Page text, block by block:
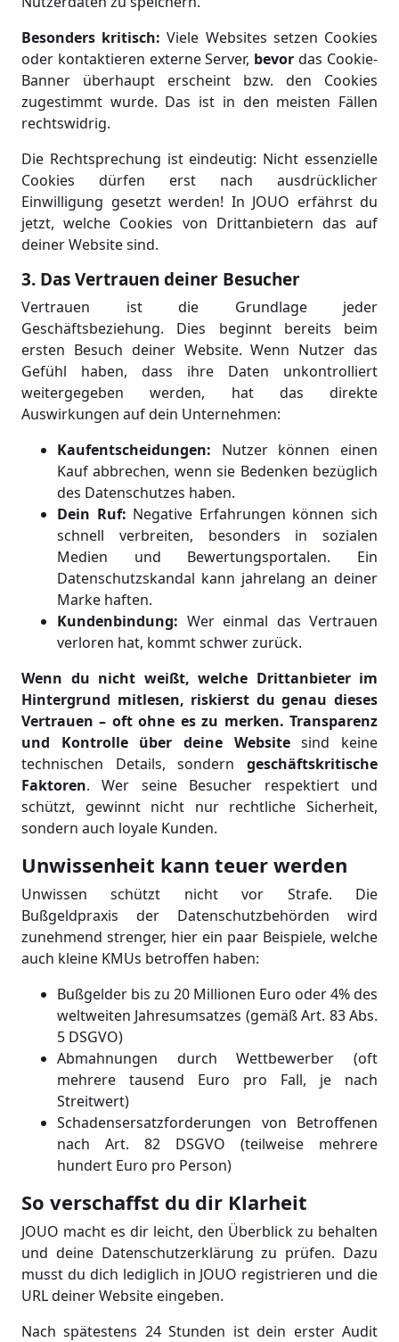
Besonders kritisch:Viele Websites setzen Cookies
oder kontaktieren externe Server, bevor das Cookie-
Banner überhaupt erscheint bzw. den Cookies
zugestimmt wurde. Das ist in den meisten Fällen
rechtswidrig.
Die Rechtsprechung ist eindeutig: Nicht essenzielle
Cookies dürfen erst nach ausdrücklicher
Einwilligung gesetzt werden! In JOUO erfährst du
jetzt, welche Cookies von Drittanbietern das auf
deiner Website sind.
3. Das Vertrauen deiner Besucher
Vertrauen ist die Grundlage jeder
Geschäftsbeziehung. Dies beginnt bereits beim
ersten Besuch deiner Website. Wenn Nutzer das
Gefühl haben, dass ihre Daten unkontrolliert
weitergegeben werden, hat das direkte
Auswirkungen auf dein Unternehmen:
Kaufentscheidungen: Nutzer können einen
Kauf abbrechen, wenn sie Bedenken bezüglich
des Datenschutzes haben.
Dein Ruf: Negative Erfahrungen können sich
schnell verbreiten, besonders in sozialen
Medien und Bewertungsportalen. Ein
Datenschutzskandal kann jahrelang an deiner
Marke haften.
Kundenbindung: Wer einmal das Vertrauen
verloren hat, kommt schwer zurück.
Wenn du nicht weißt, welche Drittanbieter im
Hintergrund mitlesen, riskierst du genau dieses
Vertrauen – oft ohne es zu merken. Transparenz
und Kontrolle über deine Websitesind keine
technischen Details, sondern geschäftskritische
Faktoren. Wer seine Besucher respektiert und
schützt, gewinnt nicht nur rechtliche Sicherheit,
sondern auch loyale Kunden.
Unwissenheit kann teuer werden
Unwissen schützt nicht vor Strafe. Die
Bußgeldpraxis der Datenschutzbehörden wird
zunehmend strenger, hier ein paar Beispiele, welche
auch kleine KMUs betroffen haben:
Bußgelder bis zu 20 Millionen Euro oder 4% des
weltweiten Jahresumsatzes (gemäß Art. 83 Abs.
5 DSGVO)
Abmahnungen durch Wettbewerber (oft
mehrere tausend Euro pro Fall, je nach
Streitwert)
Schadensersatzforderungen von Betroffenen
nach Art. 82 DSGVO (teilweise mehrere
hundert Euro pro Person)
So verschaffst du dir Klarheit
JOUO macht es dir leicht, den Überblick zu behalten
und deine Datenschutzerklärung zu prüfen. Dazu
musst du dich lediglich in JOUO registrieren und die
URL deiner Website eingeben.
Nach spätestens 24 Stunden ist dein erster Audit